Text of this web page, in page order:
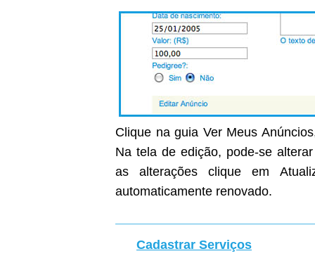
Clique na guia Ver Meus
Na tela de edição, pode-se
as alterações clique em
automaticamente renovado.
Cadastrar Serviços